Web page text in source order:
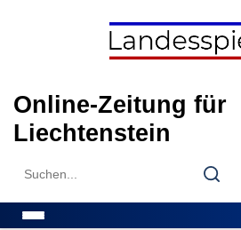
Online-Zeitung für
Liechtenstein
Search
Search